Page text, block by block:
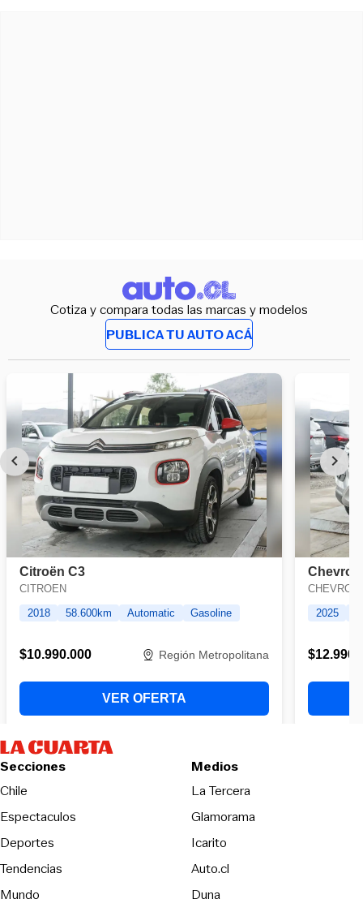
Cotiza y compara todas las marcas y modelos
PUBLICA TU AUTO ACÁ
Secciones
Chile
Espectaculos
Deportes
Tendencias
Mundo
Medios
La TerceraOpens in new
Glamorama
Icarito
Auto.cl
DunaOpens in new window